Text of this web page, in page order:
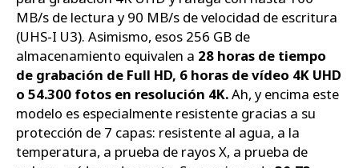
MB/s de lectura y 90 MB/s de velocidad de escritura
(UHS-I U3). Asimismo, esos 256 GB de
almacenamiento equivalen a 28 horas de tiempo
de grabación de Full HD, 6 horas de vídeo 4K UHD
o 54.300 fotos en resolución 4K.Ah, y encima este
modelo es especialmente resistente gracias a su
protección de 7 capas: resistente al agua, a la
temperatura, a prueba de rayos X, a prueba de